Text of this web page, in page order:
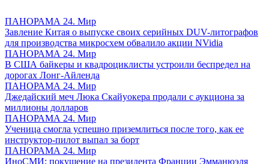
ПАНОРАМА 24. Мир
Завление Китая о выпуске своих серийных DUV-литографов
для производства микросхем обвалило акции NVidia
ПАНОРАМА 24. Мир
В США байкеры и квадроциклисты устроили беспредел на
дорогах Лонг-Айленда
ПАНОРАМА 24. Мир
Джедайский меч Люка Скайуокера продали с аукциона за
миллионы долларов
ПАНОРАМА 24. Мир
Ученица смогла успешно приземлиться после того, как ее
инструктор-пилот выпал за борт
ПАНОРАМА 24. Мир
ИноСМИ: покушение на президента Франции Эмманюэля